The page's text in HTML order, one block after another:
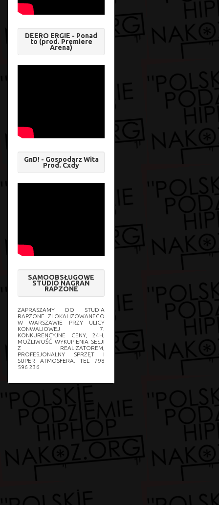
DEERO ERGIE - Ponad
to (prod. Premiere
Arena)
GnD! - Gospodarz Wita
Prod. Cxdy
SAMOOBSŁUGOWE
STUDIO NAGRAŃ
RAPZONE
ZAPRASZAMY DO STUDIA
RAPZONE ZLOKALIZOWANEGO
W WARSZAWIE PRZY ULICY
KONWALIOWEJ 7.
KONKURENCYJNE CENY, 24H,
MOŻLIWOŚĆ WYKUPIENIA SESJI
Z REALIZATOREM,
PROFESJONALNY SPRZĘT I
SUPER ATMOSFERA. TEL 798
596 236